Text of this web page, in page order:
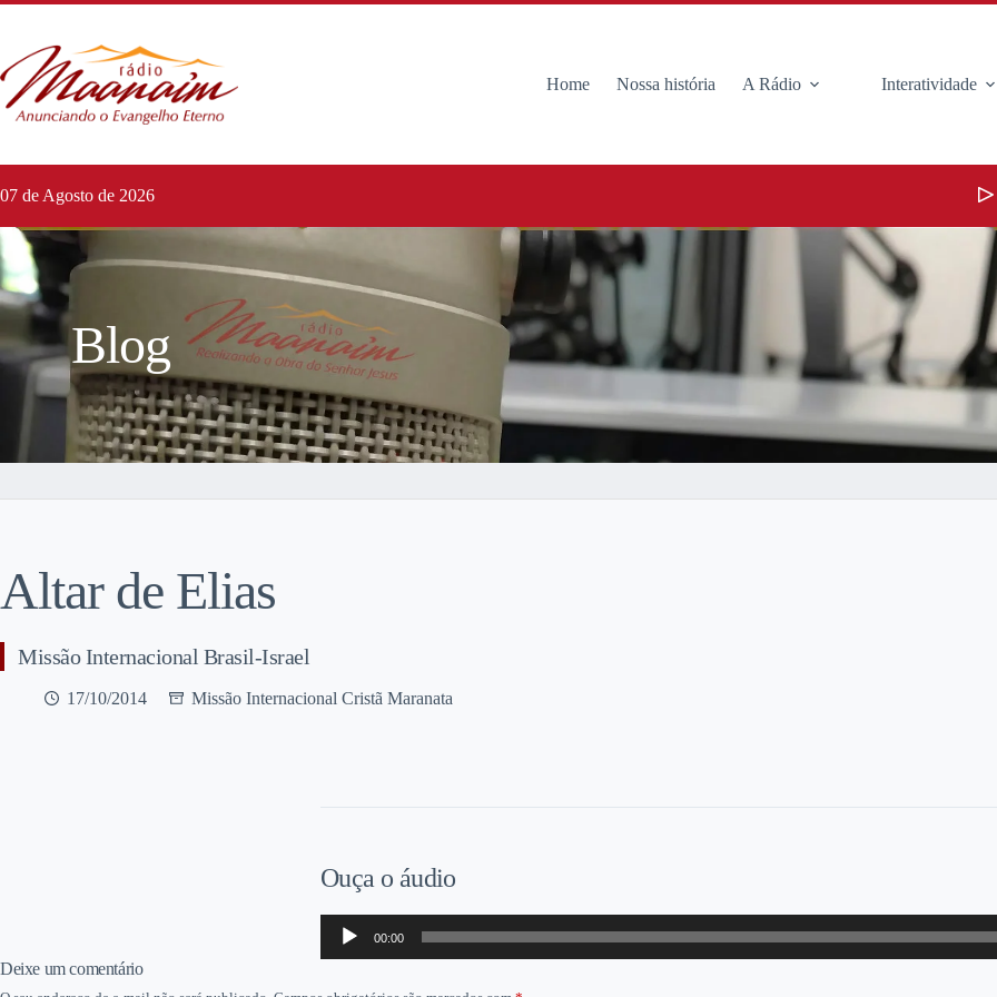
Home Nossa história A Rádio Interatividade
07 de Agosto de 2026
Blog
Altar de Elias
Missão Internacional Brasil-Israel
17/10/2014 Missão Internacional Cristã Maranata
Ouça o áudio
Tocador
áudio
00:00
Deixe um comentário